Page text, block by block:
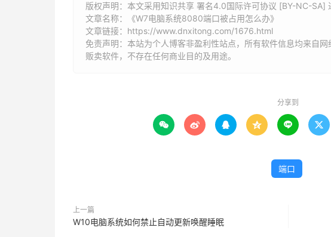
版权声明：本文采用知识共享 署名4.0国际许可协议 [BY-NC-SA]
文章名称：《W7电脑系统8080端口被占用怎么办》
文章链接： https://www.dnxitong.com/1676.html
免责声明：本站为个人博客非盈利性站点，所有软件信息均来自
贩卖软件，不存在任何商业目的及用途。
分享到
     
端口
上一篇
W10电脑系统如何禁止自动更新唤醒睡眠